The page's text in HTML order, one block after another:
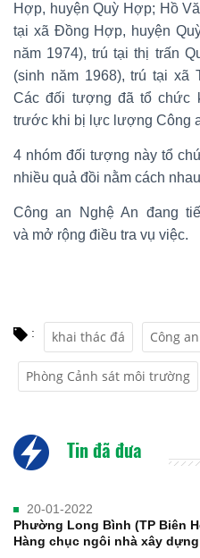
Hợp, huyện Quỳ Hợp; Hồ
tại xã Đồng Hợp, huyện
năm 1974), trú tại thị trấn
(sinh năm 1968), trú tại xã
Các đối tượng đã tổ chức
trước khi bị lực lượng Công
4 nhóm đối tượng này tổ
nhiều quả đồi nằm cách
Công an Nghệ An đang
và mở rộng điều tra vụ việc.
: khai thác đá Công
Phòng Cảnh sát môi trường
Tin đã đưa
20-01-2022
Phường Long Bình (TP Biên
Hàng chục ngôi nhà xây